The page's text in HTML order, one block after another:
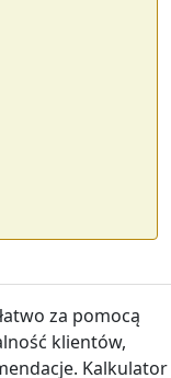
za pomocą
klientów,
Kalkulator